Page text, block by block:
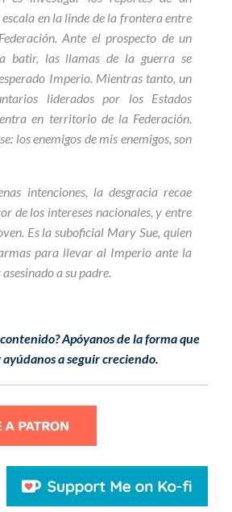
escala en la linde de la frontera entre
Ante el prospecto de un
batir, las llamas de la guerra se
Imperio. Mientras tanto, un
liderados por los Estados
en territorio de la Federación.
los enemigos de mis enemigos, son
intenciones, la desgracia recae
de los intereses nacionales, y entre
Es la suboficial Mary Sue, quien
para llevar al Imperio ante la
a su padre.
Apóyanos de la forma que
a seguir creciendo.